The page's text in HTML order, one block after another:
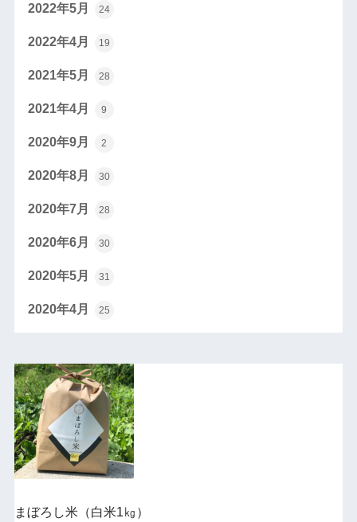
2022年5月 24
2022年4月 19
2021年5月 28
2021年4月 9
2020年9月 2
2020年8月 30
2020年7月 28
2020年6月 30
2020年5月 31
2020年4月 25
まぼろし米（白米1㎏）